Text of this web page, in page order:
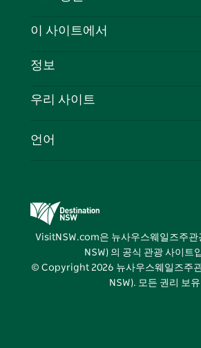
북
다
문의하기
쿠키 고지
이 사이트에서
목적지
이벤트
정보
여행 정보
뉴사우스웨일즈주 의 사업
우리 사이트
뉴사우스웨일즈주관광청
어 센터
비비드 시드니(Vivid Sydney)
언어
VisitNSW.com은 뉴사우스웨일즈주
NSW) 의 공식 관광 사이트
© Copyright 2026 뉴사우스웨일즈주
NSW). 모든 권리 보유